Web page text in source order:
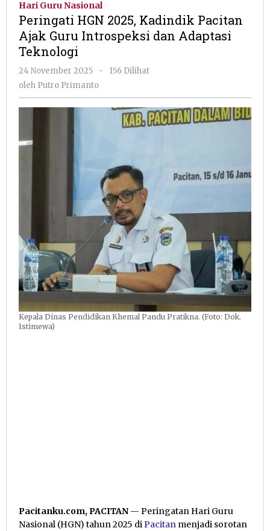
Pacitan
Ajak
dan
Teknologi
Hari Guru Nasional
Peringati HGN 2025, Kadindik Pacitan
Ajak Guru Introspeksi dan Adaptasi
Teknologi
24 November 2025
oleh
-
156 Dilihat
oleh Putro Primanto
Kepala Dinas Pendidikan Khemal Pandu Pratikna. (Foto: Dok.
Istimewa)
Pacitanku.com, PACITAN — Peringatan Hari Guru
Nasional (HGN) tahun 2025 diPacitan menjadi sorotan